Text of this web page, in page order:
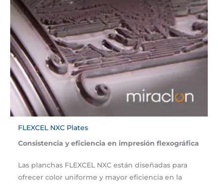
FLEXCEL NXC Plates
Consistencia y eficiencia en impresión flexográfica
Las planchas FLEXCEL NXC están diseñadas para
ofrecer color uniforme y mayor eficiencia en la